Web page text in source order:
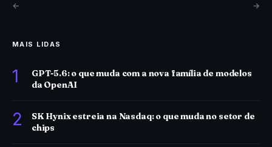
← →
MAIS LIDAS
1
GPT-5.6: o que muda com a nova família de modelos
da OpenAI
2
SK Hynix estreia na Nasdaq: o que muda no setor de
chips